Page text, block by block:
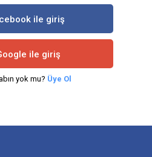
ile giriş
ile giriş
yok mu? Üye Ol